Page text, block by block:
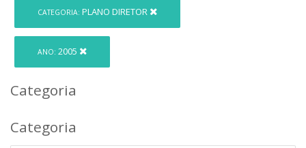
CATEGORIA: PLANO DIRETOR
ANO: 2005
Categoria
Categoria